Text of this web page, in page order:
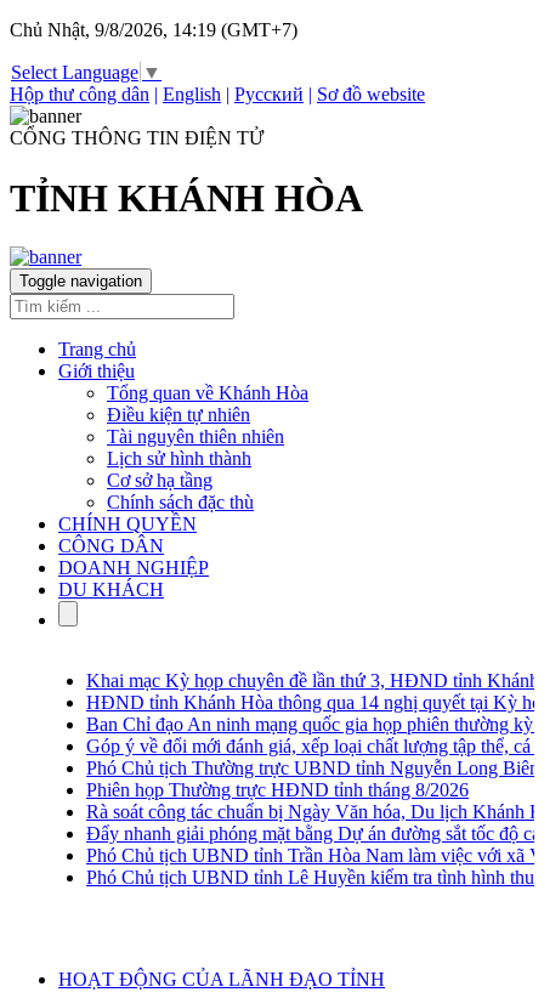
Chủ Nhật, 9/8/2026, 14:19 (GMT+7)
Select Language ▼
Hộp thư công dân | English | Русский | Sơ đồ website
CỔNG THÔNG TIN ĐIỆN TỬ
TỈNH KHÁNH HÒA
Toggle navigation
Trang chủ
Giới thiệu
Tổng quan về Khánh Hòa
Điều kiện tự nhiên
Tài nguyên thiên nhiên
Lịch sử hình thành
Cơ sở hạ tầng
Chính sách đặc thù
CHÍNH QUYỀN
CÔNG DÂN
DOANH NGHIỆP
DU KHÁCH
Khai mạc Kỳ họp chuyên đề lần thứ 3, HĐND tỉnh Khánh
HĐND tỉnh Khánh Hòa thông qua 14 nghị quyết tại Kỳ họp
Ban Chỉ đạo An ninh mạng quốc gia họp phiên thường kỳ
Góp ý về đổi mới đánh giá, xếp loại chất lượng tập thể, cá
Phó Chủ tịch Thường trực UBND tỉnh Nguyễn Long Biên
Phiên họp Thường trực HĐND tỉnh tháng 8/2026
Rà soát công tác chuẩn bị Ngày Văn hóa, Du lịch Khánh
Đẩy nhanh giải phóng mặt bằng Dự án đường sắt tốc độ
Phó Chủ tịch UBND tỉnh Trần Hòa Nam làm việc với xã
Phó Chủ tịch UBND tỉnh Lê Huyền kiểm tra tình hình thu
HOẠT ĐỘNG CỦA LÃNH ĐẠO TỈNH